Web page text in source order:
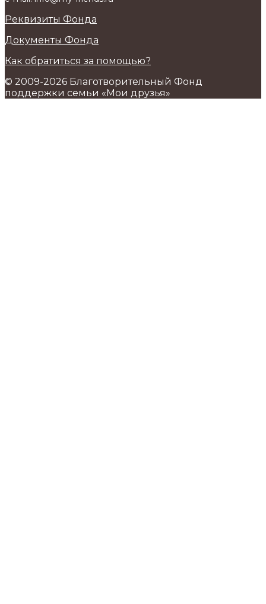
Реквизиты Фонда
Документы Фонда
Как обратиться за помощью?
© 2009-2026 Благотворительный Фонд
поддержки семьи «Мои друзья»